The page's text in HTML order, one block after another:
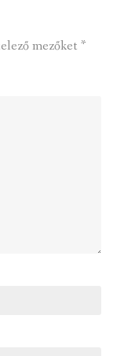
mezőket *